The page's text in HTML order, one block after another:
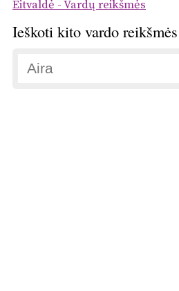
Eitvaldė - Vardų reikšmės
Ieškoti kito vardo reikšmės